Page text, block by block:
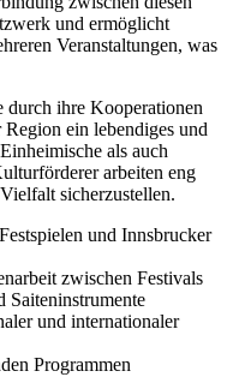
und ermöglicht
Veranstaltungen, was
durch ihre Kooperationen
ein lebendiges und
als auch
arbeiten eng
sicherzustellen.
und Innsbrucker
zwischen Festivals
Saiteninstrumente
und internationaler
Programmen